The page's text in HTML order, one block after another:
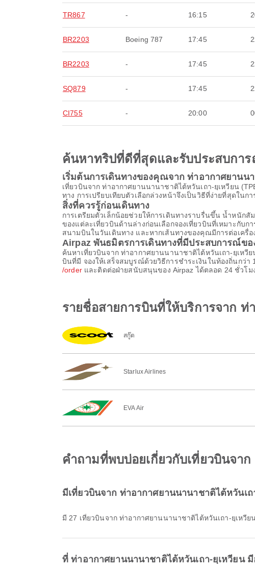
TR867 - 16:15
BR2203 Boeing 787 17:45
BR2203 - 17:45
SQ879 - 17:45
CI755 - 20:00
ค้นหาทริปที่ดีที่สุดและรับประสบกา
เริ่มต้นการเดินทางของคุณจาก ท่าอากาศยานน
เที่ยวบินจาก ท่าอากาศยานนานาชาติไต้หวันเถา-ยฺเหวียน
ทาง การเปรียบเทียบตัวเลือกล่วงหน้าจึงเป็นวิธีที่ง่ายที่สุดในก
สิ่งที่ควรรู้ก่อนเดินทาง
การเตรียมตัวเล็กน้อยช่วยให้การเดินทางราบรื่นขึ้น น้ำหนัก
ของแต่ละเที่ยวบินด้านล่างก่อนเลือกจองเที่ยวบินที่เหมาะกับ
สนามบินในวันเดินทาง และหากเส้นทางของคุณมีการต่อเครื่อง
Airpaz พันธมิตรการเดินทางที่มีประสบการณ์ข
ค้นหาเที่ยวบินจาก ท่าอากาศยานนานาชาติไต้หวันเถา-ยฺเหวี
บินที่มี จองให้เสร็จสมบูรณ์ด้วยวิธีการชำระเงินในท้องถิ่นกว่
/orderและติดต่อฝ่ายสนับสนุนของ Airpaz ได้ตลอด 24 ชั่วโม
รายชื่อสายการบินที่ให้บริการจาก ท่
สกู๊ต
Starlux Airlines
EVA Air
คำถามที่พบบ่อยเกี่ยวกับเที่ยวบินจา
มีเที่ยวบินจาก ท่าอากาศยานนานาชาติไต้หวันเ
มี 27 เที่ยวบินจาก ท่าอากาศยานนานาชาติไต้หวันเถา-ยฺเหวี
ที่ ท่าอากาศยานนานาชาติไต้หวันเถา-ยฺเหวียน